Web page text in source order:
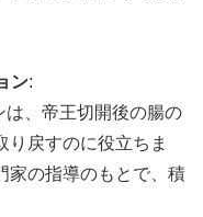
ン:
、帝王切開後の腸の
り戻すのに役立ちま
家の指導のもとで、積